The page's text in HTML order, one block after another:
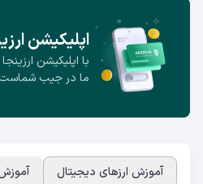
اپلیکیشن
با اپلیکیشن
ما در جیب
آموزش ارزهای دیجیتال